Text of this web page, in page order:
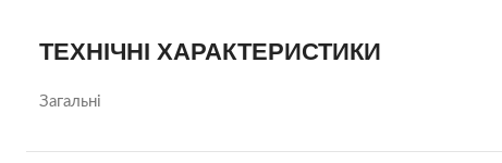
ТЕХНІЧНІ ХАРАКТЕРИСТИКИ
Загальні